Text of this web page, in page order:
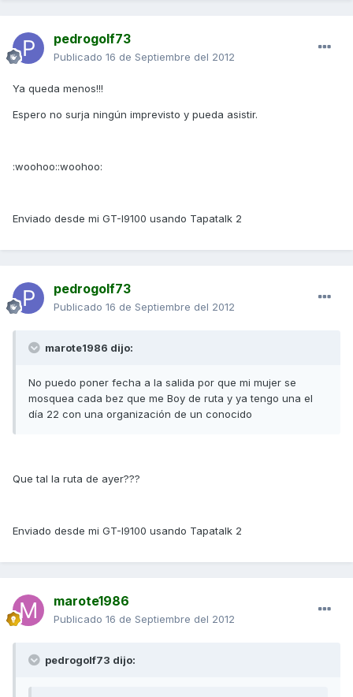
pedrogolf73
Publicado 16 de Septiembre del 2012
Ya queda menos!!!
Espero no surja ningún imprevisto y pueda asistir.
:woohoo::woohoo:
Enviado desde mi GT-I9100 usando Tapatalk 2
pedrogolf73
Publicado 16 de Septiembre del 2012
marote1986 dijo:
No puedo poner fecha a la salida por que mi mujer se
mosquea cada bez que me Boy de ruta y ya tengo una el
día 22 con una organización de un conocido
Que tal la ruta de ayer???
Enviado desde mi GT-I9100 usando Tapatalk 2
marote1986
Publicado 16 de Septiembre del 2012
pedrogolf73 dijo: